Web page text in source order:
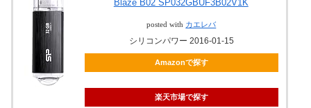
Blaze B02 SP032GBUF3B02V1K
posted with カエレバ
シリコンパワー 2016-01-15
Amazonで探す
楽天市場で探す